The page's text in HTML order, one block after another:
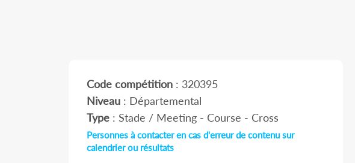
Code compétition: 320395
Niveau: Départemental
Type: Stade / Meeting - Course - Cross
Personnes à contacter en cas d'erreur de contenu sur
calendrier ou résultats